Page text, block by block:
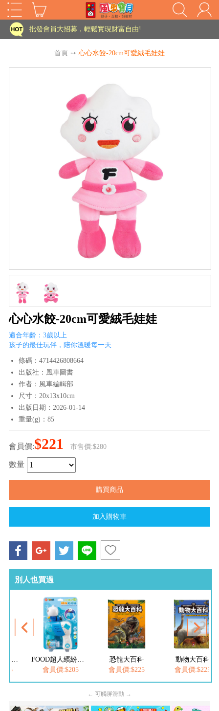
家長樂了!「風車書版集團暨FOOD超人企業總部」目前正興建中!
批發會員大招募，輕鬆實現財富自由!
老師您好!!幼教會員火熱招募中~
海外購物免煩惱！點我查看『海外購物流程說明』
批發會員大招募，輕鬆實現財富自由!
老師您好!!幼教會員火熱招募中~
海外購物免煩惱！點我查看『海外購物流程說明』
首頁 ➙ 心心水餃-20cm可愛絨毛娃娃
心心水餃-20cm可愛絨毛娃娃
適合年齡：3歲以上
孩子的最佳玩伴，陪你溫暖每一天
條碼：4714426808664
出版社：風車圖書
作者：風車編輯部
尺寸：20x13x10cm
出版日期：2026-01-14
重量(g)：85
會員價:$221 市售價:$280
數量
別人也買過
會員價:$205
恐龍大百科
會員價:$225
動物大百科
會員價:$225
← 可觸屏滑動 →